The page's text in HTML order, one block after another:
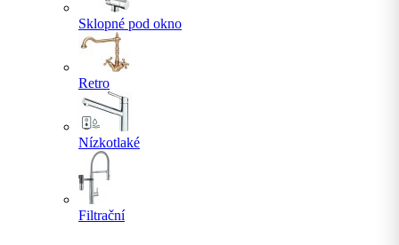
Sklopné pod okno
Retro
Nízkotlaké
Filtrační